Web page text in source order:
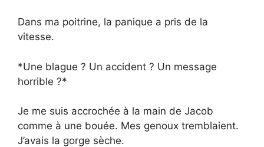
Dans ma poitrine, la panique a pris de la
vitesse.
*Une blague ? Un accident ? Un message
horrible ?*
Je me suis accrochée à la main de Jacob
comme à une bouée. Mes genoux tremblaient.
J’avais la gorge sèche.